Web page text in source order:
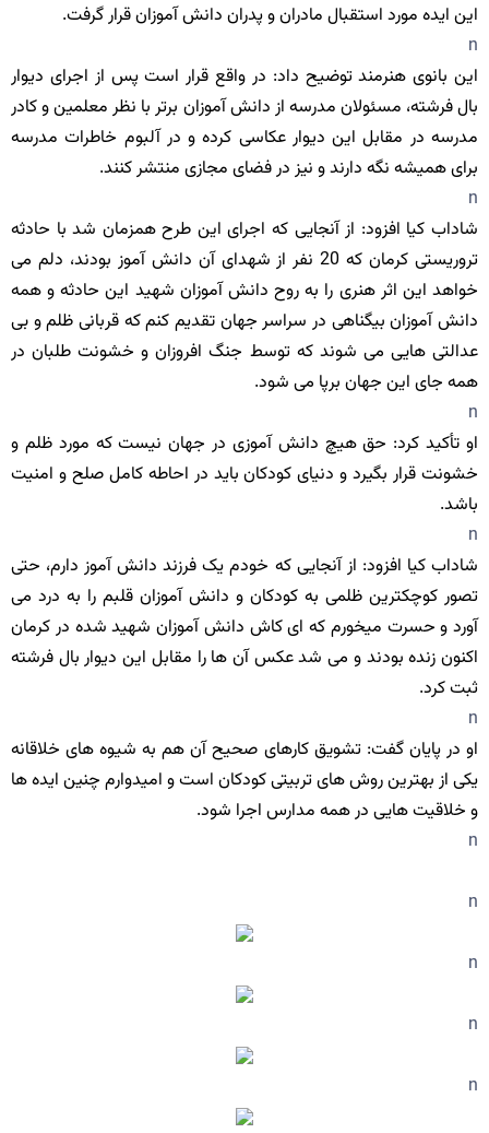
این ایده مورد استقبال مادران و پدران دانش آموزان قرار گرفت.
n
این بانوی هنرمند توضیح داد: در واقع قرار است پس از اجرای دیوار
بال فرشته، مسئولان مدرسه از دانش آموزان برتر با نظر معلمین و کادر
مدرسه در مقابل این دیوار عکاسی کرده و در آلبوم خاطرات مدرسه
برای همیشه نگه دارند و نیز در فضای مجازی منتشر کنند.
n
شاداب کیا افزود: از آنجایی که اجرای این طرح همزمان شد با حادثه
تروریستی کرمان که 20 نفر از شهدای آن دانش آموز بودند، دلم می
خواهد این اثر هنری را به روح دانش آموزان شهید این حادثه و همه
دانش آموزان بیگناهی در سراسر جهان تقدیم کنم که قربانی ظلم و بی
عدالتی هایی می شوند که توسط جنگ افروزان و خشونت طلبان در
همه جای این جهان برپا می شود.
n
او تأکید کرد: حق هیچ دانش آموزی در جهان نیست که مورد ظلم و
خشونت قرار بگیرد و دنیای کودکان باید در احاطه کامل صلح و امنیت
باشد.
n
شاداب کیا افزود: از آنجایی که خودم یک فرزند دانش آموز دارم، حتی
تصور کوچکترین ظلمی به کودکان و دانش آموزان قلبم را به درد می
آورد و حسرت میخورم که ای کاش دانش آموزان شهید شده در کرمان
اکنون زنده بودند و می شد عکس آن ها را مقابل این دیوار بال فرشته
ثبت کرد.
n
او در پایان گفت: تشویق کارهای صحیح آن هم به شیوه های خلاقانه
یکی از بهترین روش های تربیتی کودکان است و امیدوارم چنین ایده ها
و خلاقیت هایی در همه مدارس اجرا شود.
n
n
n
n
n